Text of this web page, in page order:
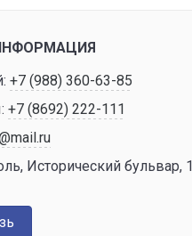
+7 (988) 360-63-85
+7 (8692) 222-111
Исторический бульвар, 1